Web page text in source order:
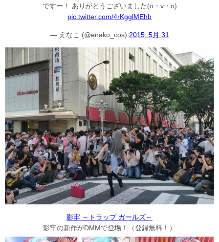
ですー！ ありがとうございました(o・v・o)
pic.twitter.com/4rKgglMEhb
— えなこ (@enako_cos) 2015, 5月 31
影牢 ～トラップ ガールズ～
影牢の新作がDMMで登場！（登録無料！）